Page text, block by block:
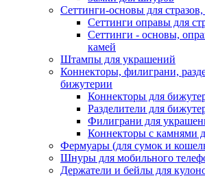
Сеттинги-основы для
Сеттинги оправы для
Сеттинги - основы,
камей
Штампы для украшений
Коннекторы, филиграни,
бижутерии
Коннекторы для
Разделители для
Филиграни для
Коннекторы с камнями
Фермуары (для сумок и
Шнуры для мобильного
Держатели и бейлы для